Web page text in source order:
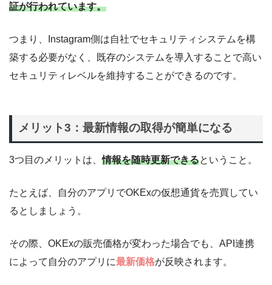
証が行われています。
つまり、Instagram側は自社でセキュリティシステムを構
築する必要がなく、既存のシステムを導入することで高い
セキュリティレベルを維持することができるのです。
メリット3：最新情報の取得が簡単になる
3つ目のメリットは、情報を随時更新できるということ。
たとえば、自分のアプリでOKExの仮想通貨を売買してい
るとしましょう。
その際、OKExの販売価格が変わった場合でも、API連携
によって自分のアプリに最新価格が反映されます。